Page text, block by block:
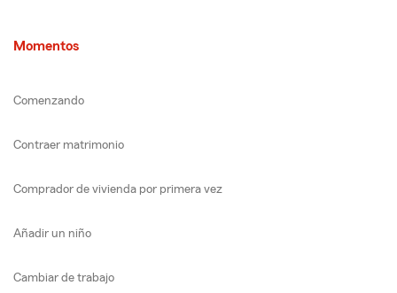
Momentos
Comenzando
Contraer matrimonio
Comprador de vivienda por primera vez
Añadir un niño
Cambiar de trabajo